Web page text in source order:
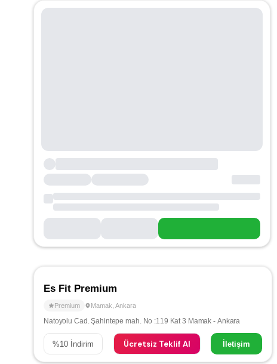
Es Fit Premium
Premium Mamak Ankara
Natoyolu Cad. Şahintepe mah. No :119 Kat 3 Mamak - Ankara
%10 İndirim Ücretsiz Teklif Al İletişim